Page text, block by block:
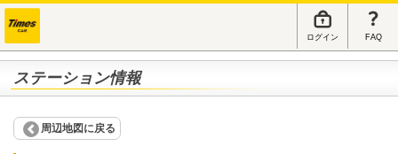
ログイン FAQ
ステーション情報
周辺地図に戻る